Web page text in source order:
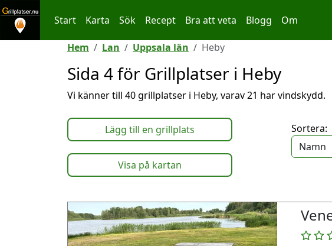
Hoppa till innehållet
Start Karta Sök Recept Bra att veta Blogg Om
Hem Lan Uppsala län Heby
Sida 4 för Grillplatser i Heby
Vi känner till 40 grillplatser i Heby, varav 21 har vindskydd.
Lägg till en grillplats
Visa på kartan
Sortera: